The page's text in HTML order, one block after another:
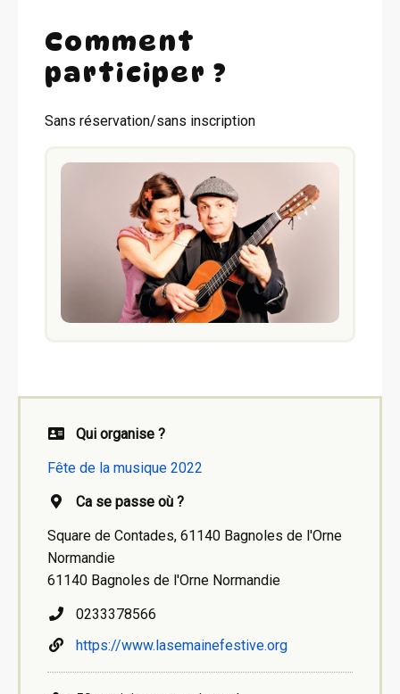
Comment
participer ?
Sans réservation/sans inscription
Qui organise ?
Fête de la musique 2022
Ca se passe où ?
Square de Contades, 61140 Bagnoles de l'Orne
Normandie
61140 Bagnoles de l'Orne Normandie
0233378566
https://www.lasemainefestive.org